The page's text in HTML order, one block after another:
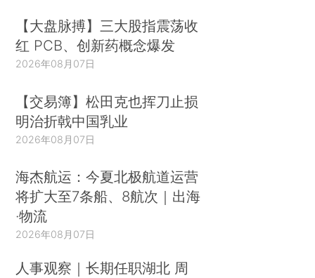
【大盘脉搏】三大股指震荡收
红 PCB、创新药概念爆发
2026年08月07日
【交易簿】松田克也挥刀止损
明治折戟中国乳业
2026年08月07日
海杰航运：今夏北极航道运营
将扩大至7条船、8航次｜出海
·物流
2026年08月07日
人事观察｜长期任职湖北 周